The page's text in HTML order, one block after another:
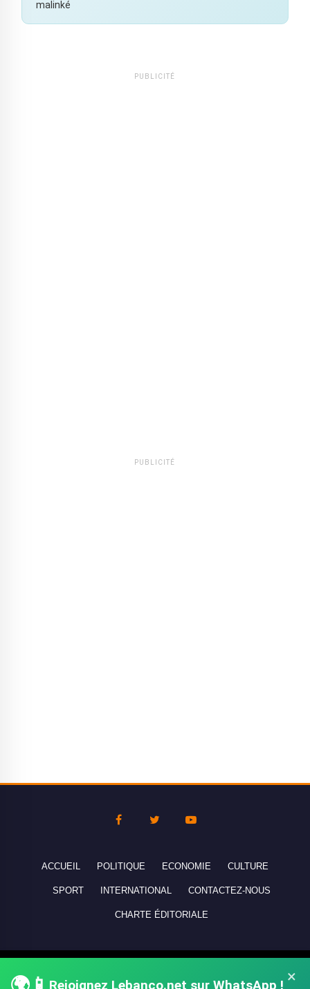
malinké
PUBLICITÉ
PUBLICITÉ
×
Rejoignez Lebanco.net sur WhatsApp !
ACCUEIL POLITIQUE ECONOMIE CULTURE
SPORT INTERNATIONAL CONTACTEZ-NOUS
CHARTE ÉDITORIALE
réservés - All rights reserved.